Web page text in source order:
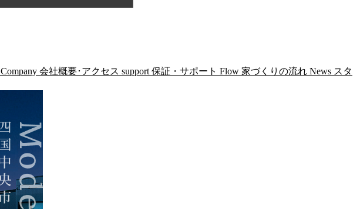
Company 会社概要･アクセス support 保証・サポート Flow 家づくりの流れ News スタ